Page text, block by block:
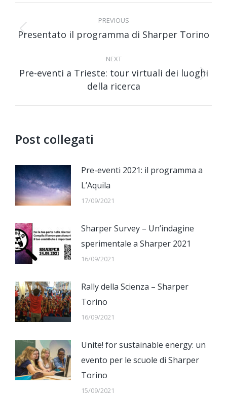
Post
navigation PREVIOUS
Previous
Presentato il programma di Sharper Torino
NEXT
Next
Pre-eventi a Trieste: tour virtuali dei luoghi
della ricerca
Post collegati
Pre-eventi 2021: il programma a
L’Aquila
17/09/2021
Sharper Survey – Un’indagine
sperimentale a Sharper 2021
16/09/2021
Rally della Scienza – Sharper
Torino
16/09/2021
Unite! for sustainable energy: un
evento per le scuole di Sharper
Torino
15/09/2021